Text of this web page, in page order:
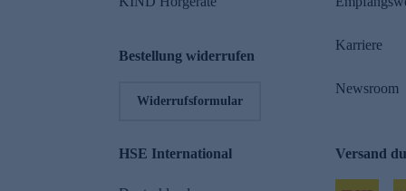
Bestellung widerrufen
Widerrufsformular
Karriere
Newsroom
HSE International Versand